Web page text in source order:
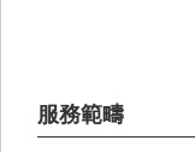
服務範疇